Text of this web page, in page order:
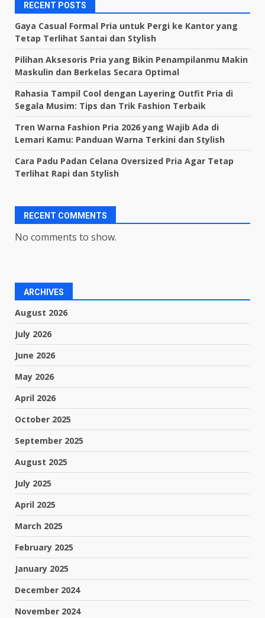
RECENT POSTS
Gaya Casual Formal Pria untuk Pergi ke Kantor yang
Tetap Terlihat Santai dan Stylish
Pilihan Aksesoris Pria yang Bikin Penampilanmu Makin
Maskulin dan Berkelas Secara Optimal
Rahasia Tampil Cool dengan Layering Outfit Pria di
Segala Musim: Tips dan Trik Fashion Terbaik
Tren Warna Fashion Pria 2026 yang Wajib Ada di
Lemari Kamu: Panduan Warna Terkini dan Stylish
Cara Padu Padan Celana Oversized Pria Agar Tetap
Terlihat Rapi dan Stylish
RECENT COMMENTS
No comments to show.
ARCHIVES
August 2026
July 2026
June 2026
May 2026
April 2026
October 2025
September 2025
August 2025
July 2025
April 2025
March 2025
February 2025
January 2025
December 2024
November 2024